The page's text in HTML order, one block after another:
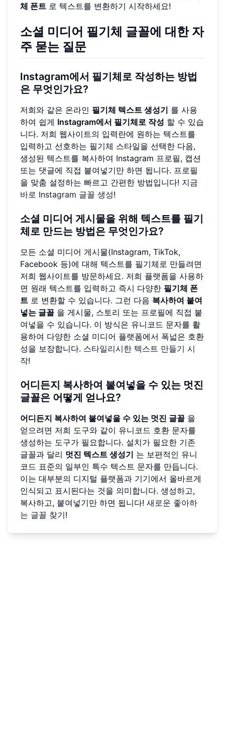
체 폰트 로 텍스트를 변환하기 시작하세요!
소셜 미디어 필기체 글꼴에 대한 자
주 묻는 질문
Instagram에서 필기체로 작성하는 방법
은 무엇인가요?
저희와 같은 온라인 필기체 텍스트 생성기 를 사용
하여 쉽게 Instagram에서 필기체로 작성 할 수 있습
니다. 저희 웹사이트의 입력란에 원하는 텍스트를
입력하고 선호하는 필기체 스타일을 선택한 다음,
생성된 텍스트를 복사하여 Instagram 프로필, 캡션
또는 댓글에 직접 붙여넣기만 하면 됩니다. 프로필
을 맞춤 설정하는 빠르고 간편한 방법입니다! 지금
바로 Instagram 글꼴 생성!
소셜 미디어 게시물을 위해 텍스트를 필기
체로 만드는 방법은 무엇인가요?
모든 소셜 미디어 게시물(Instagram, TikTok,
Facebook 등)에 대해 텍스트를 필기체로 만들려면
저희 웹사이트를 방문하세요. 저희 플랫폼을 사용하
면 원래 텍스트를 입력하고 즉시 다양한 필기체 폰
트 로 변환할 수 있습니다. 그런 다음 복사하여 붙여
넣는 글꼴 을 게시물, 스토리 또는 프로필에 직접 붙
여넣을 수 있습니다. 이 방식은 유니코드 문자를 활
용하여 다양한 소셜 미디어 플랫폼에서 폭넓은 호환
성을 보장합니다. 스타일리시한 텍스트 만들기 시
작!
어디든지 복사하여 붙여넣을 수 있는 멋진
글꼴은 어떻게 얻나요?
어디든지 복사하여 붙여넣을 수 있는 멋진 글꼴 을
얻으려면 저희 도구와 같이 유니코드 호환 문자를
생성하는 도구가 필요합니다. 설치가 필요한 기존
글꼴과 달리 멋진 텍스트 생성기 는 보편적인 유니
코드 표준의 일부인 특수 텍스트 문자를 만듭니다.
이는 대부분의 디지털 플랫폼과 기기에서 올바르게
인식되고 표시된다는 것을 의미합니다. 생성하고,
복사하고, 붙여넣기만 하면 됩니다! 새로운 좋아하
는 글꼴 찾기!